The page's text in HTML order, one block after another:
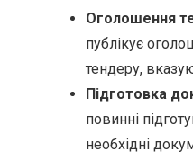
Оголошення
публікує
тендеру,
Підготовка
повинні
необхідні